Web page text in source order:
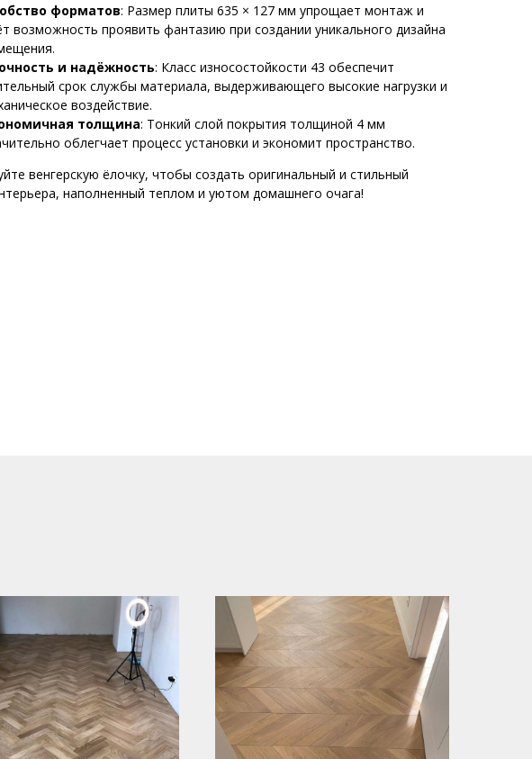
форматов: Размер плиты 635 × 127 мм упрощает монтаж и
возможность проявить фантазию при создании уникального дизайна
и надёжность: Класс износостойкости 43 обеспечит
срок службы материала, выдерживающего высокие нагрузки и
воздействие.
толщина: Тонкий слой покрытия толщиной 4 мм
облегчает процесс установки и экономит пространство.
венгерскую ёлочку, чтобы создать оригинальный и стильный
наполненный теплом и уютом домашнего очага!